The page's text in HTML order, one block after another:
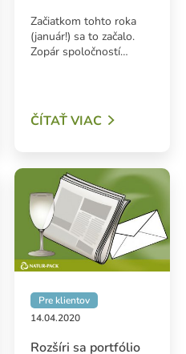
Začiatkom tohto roka
(január!) sa to začalo.
Zopár spoločností…
ČÍTAŤ VIAC
Pre klientov
14.04.2020
Rozšíri sa portfólio